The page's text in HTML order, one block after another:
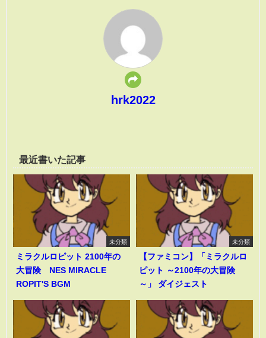
hrk2022
最近書いた記事
未分類
ミラクルロピット 2100年の
大冒険 NES MIRACLE
ROPIT'S BGM
未分類
【ファミコン】「ミラクルロ
ピット ～2100年の大冒険
～」 ダイジェスト